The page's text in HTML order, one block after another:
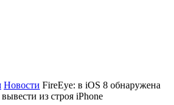
Новости FireEye: в iOS 8 обнаружена
из строя iPhone